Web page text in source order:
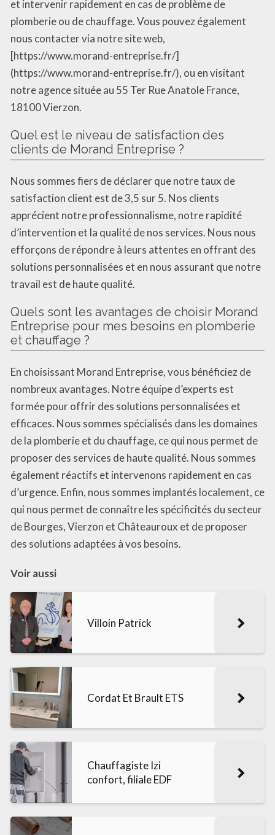
et intervenir rapidement en cas de problème de
plomberie ou de chauffage. Vous pouvez également
nous contacter via notre site web,
[https://www.morand-entreprise.fr/]
(https://www.morand-entreprise.fr/), ou en visitant
notre agence située au 55 Ter Rue Anatole France,
18100 Vierzon.
Quel est le niveau de satisfaction des
clients de Morand Entreprise ?
Nous sommes fiers de déclarer que notre taux de
satisfaction client est de 3,5 sur 5. Nos clients
apprécient notre professionnalisme, notre rapidité
d’intervention et la qualité de nos services. Nous nous
efforçons de répondre à leurs attentes en offrant des
solutions personnalisées et en nous assurant que notre
travail est de haute qualité.
Quels sont les avantages de choisir Morand
Entreprise pour mes besoins en plomberie
et chauffage ?
En choisissant Morand Entreprise, vous bénéficiez de
nombreux avantages. Notre équipe d’experts est
formée pour offrir des solutions personnalisées et
efficaces. Nous sommes spécialisés dans les domaines
de la plomberie et du chauffage, ce qui nous permet de
proposer des services de haute qualité. Nous sommes
également réactifs et intervenons rapidement en cas
d’urgence. Enfin, nous sommes implantés localement, ce
qui nous permet de connaître les spécificités du secteur
de Bourges, Vierzon et Châteauroux et de proposer
des solutions adaptées à vos besoins.
Voir aussi
Villoin Patrick
Cordat Et Brault ETS
Chauffagiste Izi
confort, filiale EDF